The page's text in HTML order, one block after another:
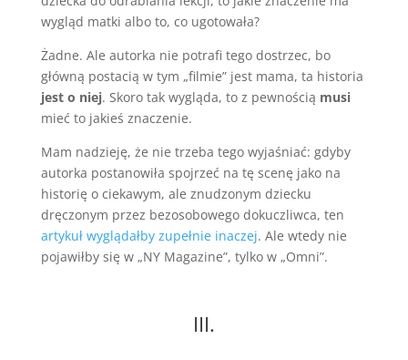
wygląd matki albo to, co ugotowała?
Żadne. Ale autorka nie potrafi tego dostrzec, bo
główną postacią w tym „filmie” jest mama, ta historia
jest o niej. Skoro tak wygląda, to z pewnością musi
mieć to jakieś znaczenie.
Mam nadzieję, że nie trzeba tego wyjaśniać: gdyby
autorka postanowiła spojrzeć na tę scenę jako na
historię o ciekawym, ale znudzonym dziecku
dręczonym przez bezosobowego dokuczliwca, ten
artykuł wyglądałby zupełnie inaczej. Ale wtedy nie
pojawiłby się w „NY Magazine”, tylko w „Omni”.
III.